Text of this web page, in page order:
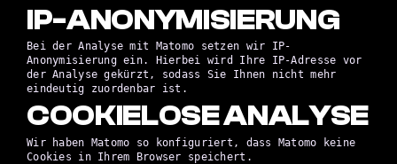
IP-ANONYMISIERUNG
Bei der Analyse mit Matomo setzen wir IP-
Anonymisierung ein. Hierbei wird Ihre IP-Adresse vor
der Analyse gekürzt, sodass Sie Ihnen nicht mehr
eindeutig zuordenbar ist.
COOKIELOSE ANALYSE
Wir haben Matomo so konfiguriert, dass Matomo keine
Cookies in Ihrem Browser speichert.